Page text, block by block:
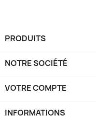
PRODUITS
NOTRE SOCIÉTÉ
VOTRE COMPTE
INFORMATIONS